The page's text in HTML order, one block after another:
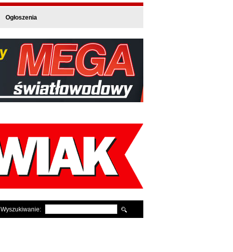
Ogłoszenia
Wyszukiwanie: